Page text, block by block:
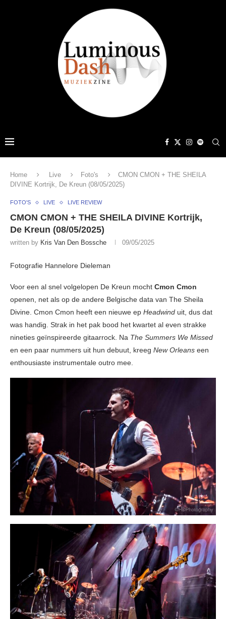
Home Live Foto's
CMON CMON + THE SHEILA
DIVINE Kortrijk, De Kreun (08/05/2025)
FOTO'S LIVE LIVE REVIEW
CMON CMON + THE SHEILA DIVINE Kortrijk,
De Kreun (08/05/2025)
written by Kris Van Den Bossche 09/05/2025
Fotografie Hannelore Dieleman
Voor een al snel volgelopen De Kreun mocht Cmon Cmon
openen, net als op de andere Belgische data van The Sheila
Divine. Cmon Cmon heeft een nieuwe ep Headwind uit, dus dat
was handig. Strak in het pak bood het kwartet al even strakke
nineties geïnspireerde gitaarrock. Na The Summers We Missed
en een paar nummers uit hun debuut, kreeg New Orleans een
enthousiaste instrumentale outro mee.